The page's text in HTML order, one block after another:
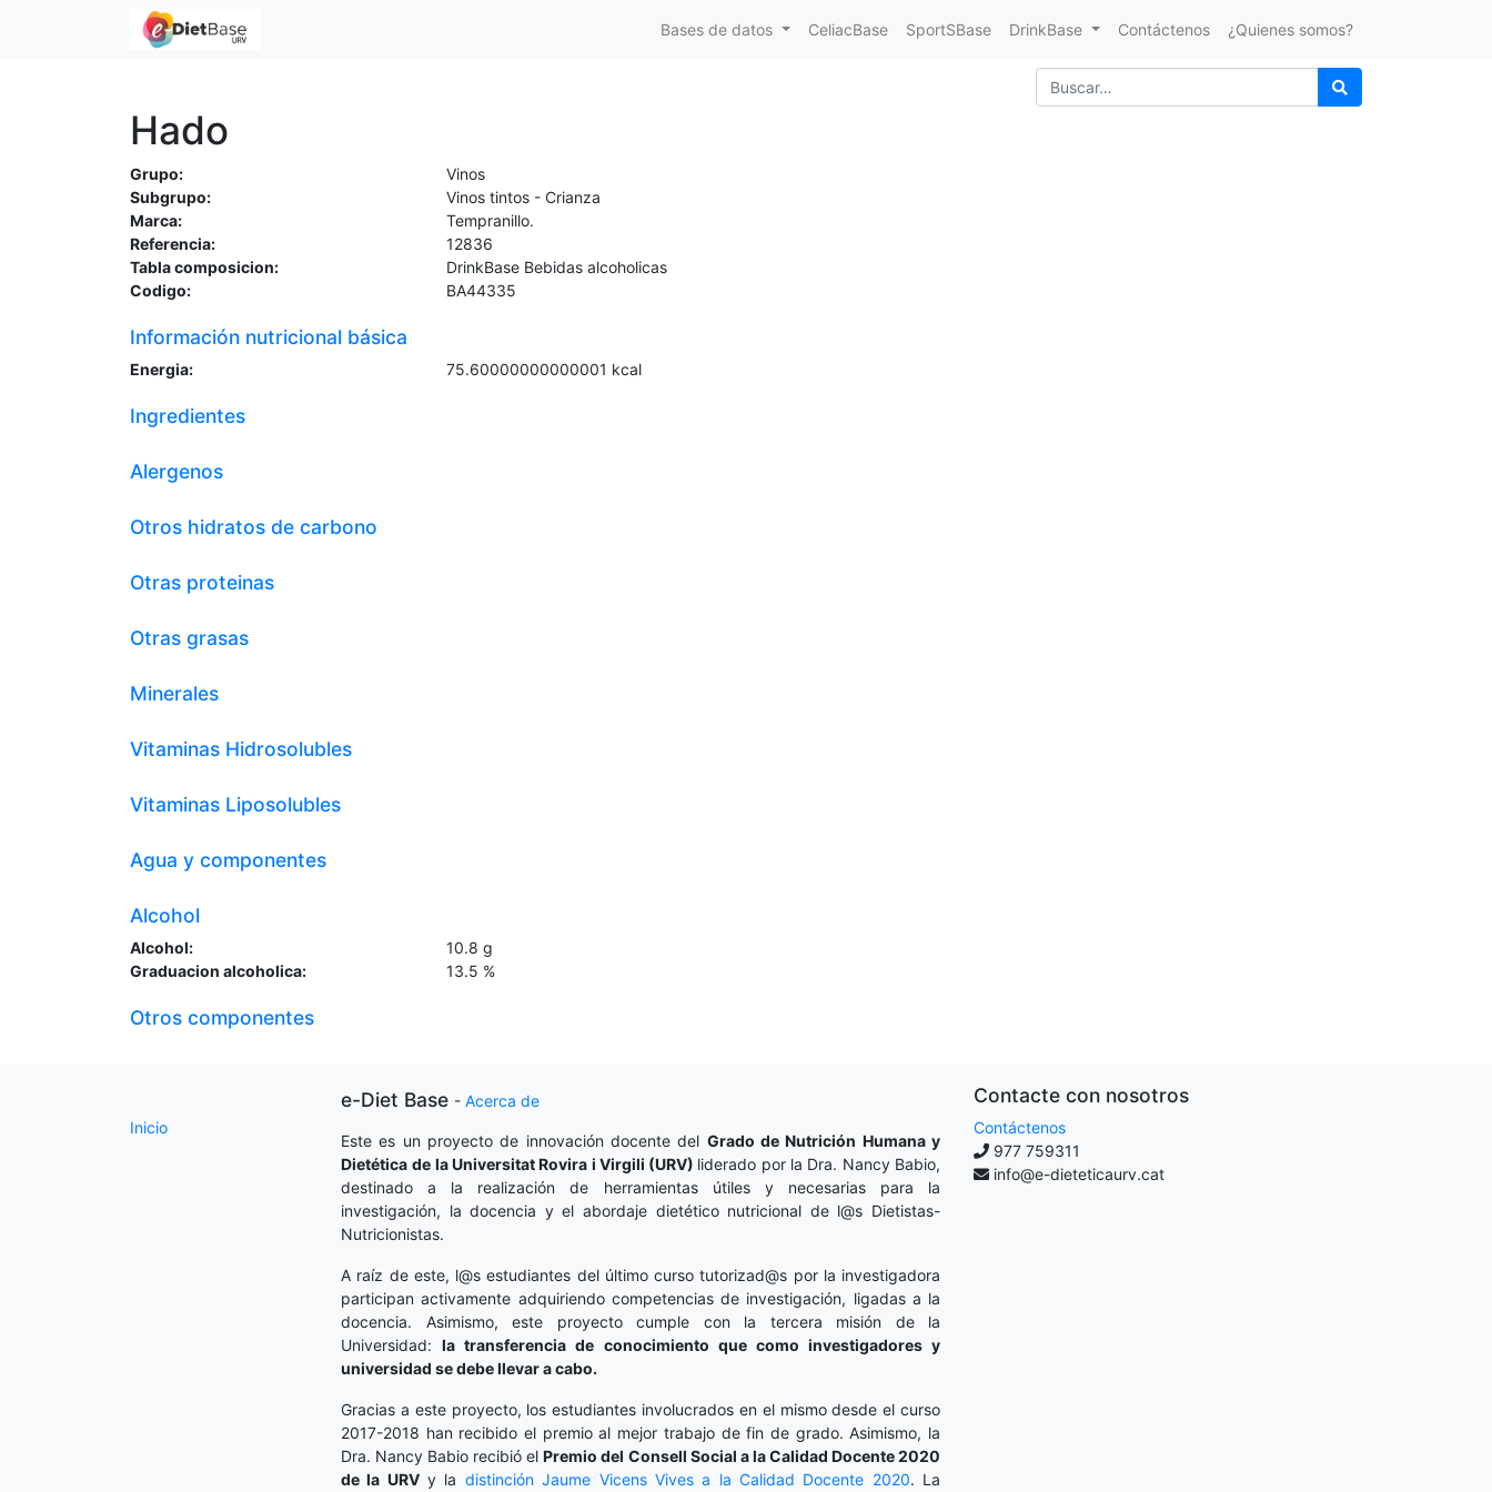
Bases de datos CeliacBase SportSBase DrinkBase Contáctenos ¿Quienes somos?
Hado
Grupo:
Vinos
Subgrupo:
Vinos tintos - Crianza
Marca:
Tempranillo.
Referencia:
12836
Tabla composicion:
DrinkBase Bebidas alcoholicas
Codigo:
BA44335
Información nutricional básica
Energia: 75.60000000000001 kcal
Ingredientes
Alergenos
Otros hidratos de carbono
Otras proteinas
Otras grasas
Minerales
Vitaminas Hidrosolubles
Vitaminas Liposolubles
Agua y componentes
Alcohol
Alcohol: 10.8 g
Graduacion alcoholica:
13.5 %
Otros componentes
Inicio
e-Diet Base - Acerca de
Este es un proyecto de innovación docente del Grado de Nutrición Humana y
Dietética de la Universitat Rovira i Virgili (URV) liderado por la Dra. Nancy Babio,
destinado a la realización de herramientas útiles y necesarias para la
investigación, la docencia y el abordaje dietético nutricional de l@s Dietistas-
Nutricionistas.
A raíz de este, l@s estudiantes del último curso tutorizad@s por la investigadora
participan activamente adquiriendo competencias de investigación, ligadas a la
docencia. Asimismo, este proyecto cumple con la tercera misión de la
Universidad:la transferencia de conocimiento que como investigadores y
universidad se debe llevar a cabo.
Gracias a este proyecto, los estudiantes involucrados en el mismo desde el curso
2017-2018 han recibido el premio al mejor trabajo de fin de grado. Asimismo, la
Dra. Nancy Babio recibió elPremio del Consell Social a la Calidad Docente 2020
de la URVy la distinción Jaume Vicens Vives a la Calidad Docente 2020. La
Contacte con nosotros
Contáctenos
977 759311
info@e-dieteticaurv.cat